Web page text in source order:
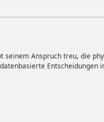
seinem Anspruch treu, die
Entscheidungen